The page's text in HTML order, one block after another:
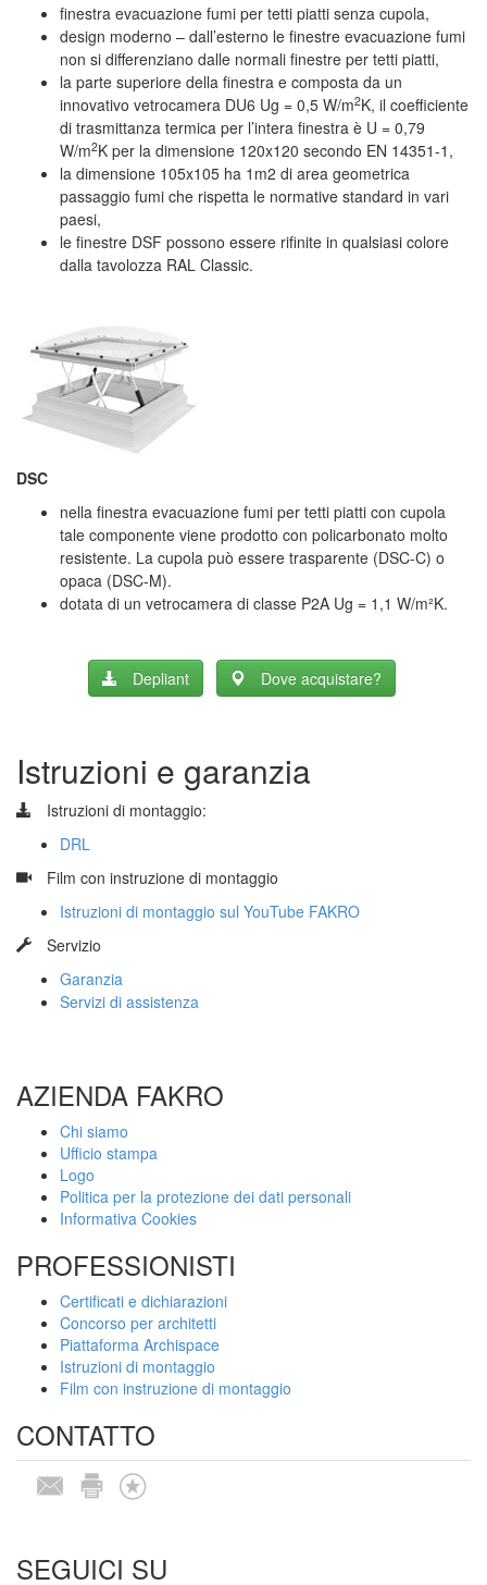
finestra evacuazione fumi per tetti piatti senza cupola,
design moderno – dall’esterno le finestre evacuazione fumi
non si differenziano dalle normali finestre per tetti piatti,
la parte superiore della finestra e composta da un
innovativo vetrocamera DU6 Ug = 0,5 W/m2K, il coefficiente
di trasmittanza termica per l’intera finestra è U = 0,79
W/m2K per la dimensione 120x120 secondo EN 14351-1,
la dimensione 105x105 ha 1m2 di area geometrica
passaggio fumi che rispetta le normative standard in vari
paesi,
le finestre DSF possono essere rifinite in qualsiasi colore
dalla tavolozza RAL Classic.
DSC
nella finestra evacuazione fumi per tetti piatti con cupola
tale componente viene prodotto con policarbonato molto
resistente. La cupola può essere trasparente (DSC-C) o
opaca (DSC-M).
dotata di un vetrocamera di classe P2A Ug = 1,1 W/m²K.
Depliant Dove acquistare?
Istruzioni e garanzia
Istruzioni di montaggio:
DRL
Film con instruzione di montaggio
Istruzioni di montaggio sul YouTube FAKRO
Servizio
Garanzia
Servizi di assistenza
AZIENDA FAKRO
Chi siamo
Ufficio stampa
Logo
Politica per la protezione dei dati personali
Informativa Cookies
PROFESSIONISTI
Certificati e dichiarazioni
Concorso per architetti
Piattaforma Archispace
Istruzioni di montaggio
Film con instruzione di montaggio
CONTATTO
SEGUICI SU